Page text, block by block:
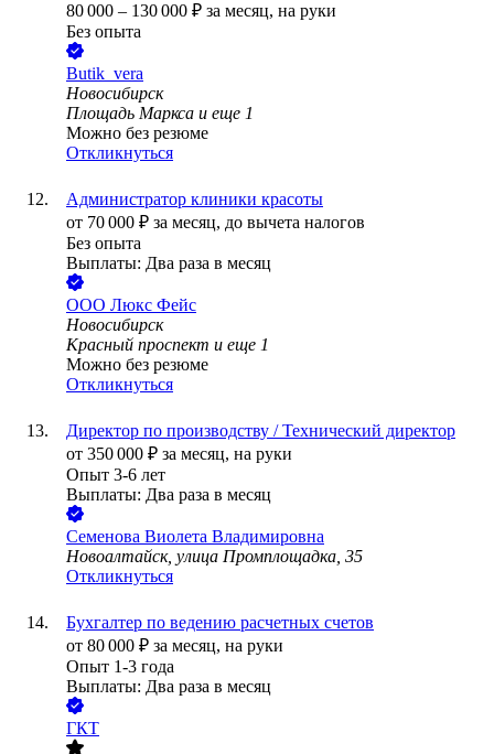
80 000 – 130 000 ₽ за месяц, на руки
Без опыта
Butik_vera
Новосибирск
Площадь Маркса и еще 1
Можно без резюме
Откликнуться
Администратор клиники красоты
от 70 000 ₽ за месяц, до вычета налогов
Без опыта
Выплаты: Два раза в месяц
ООО Люкс Фейс
Новосибирск
Красный проспект и еще 1
Можно без резюме
Откликнуться
Директор по производству / Технический директор
от 350 000 ₽ за месяц, на руки
Опыт 3-6 лет
Выплаты: Два раза в месяц
Семенова Виолета Владимировна
Новоалтайск, улица Промплощадка, 35
Откликнуться
Бухгалтер по ведению расчетных счетов
от 80 000 ₽ за месяц, на руки
Опыт 1-3 года
Выплаты: Два раза в месяц
ГКТ